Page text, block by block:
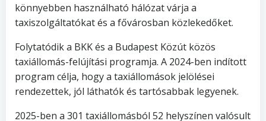
könnyebben használható hálózat várja a
taxiszolgáltatókat és a fővárosban közlekedőket.
Folytatódik a BKK és a Budapest Közút közös
taxiállomás-felújítási programja. A 2024-ben indított
program célja, hogy a taxiállomások jelölései
rendezettek, jól láthatók és tartósabbak legyenek.
2025-ben a 301 taxiállomásból 52 helyszínen valósult